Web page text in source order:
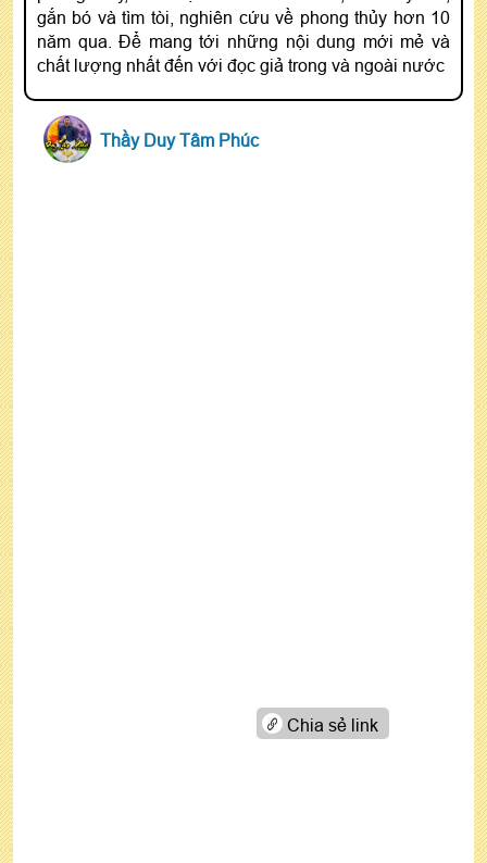
gắn bó và tìm tòi, nghiên cứu về phong thủy hơn 10
năm qua. Để mang tới những nội dung mới mẻ và
chất lượng nhất đến với đọc giả trong và ngoài nước
Thầy Duy Tâm Phúc
Chia sẻ link